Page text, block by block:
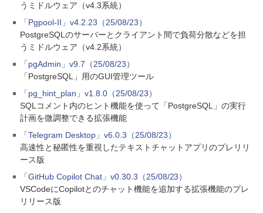
うミドルウェア（v4.3系統）
「Pgpool-II」v4.2.23（25/08/23）
PostgreSQLのサーバーとクライアント間で負荷分散などを担
うミドルウェア（v4.2系統）
「pgAdmin」v9.7（25/08/23）
「PostgreSQL」用のGUI管理ツール
「pg_hint_plan」v1.8.0（25/08/23）
SQLコメント内のヒント機能を使って「PostgreSQL」の実行
計画を微調整できる拡張機能
「Telegram Desktop」v6.0.3（25/08/23）
高速性と秘匿性を重視したテキストチャットアプリのプレリリ
ース版
「GitHub Copilot Chat」v0.30.3（25/08/23）
VSCodeにCopilotとのチャット機能を追加する拡張機能のプレ
リリース版